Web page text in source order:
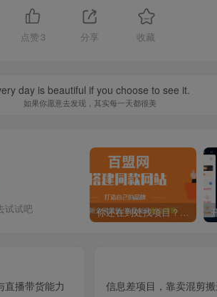
点赞 3 分享 收藏
day is beautiful if you choose to see it.
如果你愿意去发现，其实每一天都很美
试试吧 你还在到处找项目？还在当韭菜？我靠卖项目一个月收入5万+，曾经我也是个失败者。
直播带货能力
信息差项目，靠卖混剪